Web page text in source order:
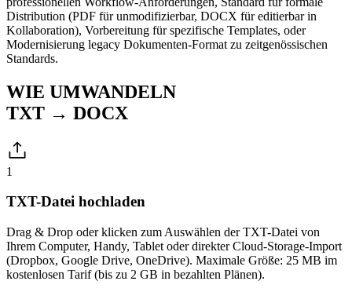
Distribution (PDF für unmodifizierbar, DOCX für editierbar in
Kollaboration), Vorbereitung für spezifische Templates, oder
Modernisierung legacy Dokumenten-Format zu zeitgenössischen
Standards.
WIE UMWANDELN
TXT → DOCX
1
TXT-Datei hochladen
Drag & Drop oder klicken zum Auswählen der TXT-Datei von
Ihrem Computer, Handy, Tablet oder direkter Cloud-Storage-Import
(Dropbox, Google Drive, OneDrive). Maximale Größe: 25 MB im
kostenlosen Tarif (bis zu 2 GB in bezahlten Plänen).